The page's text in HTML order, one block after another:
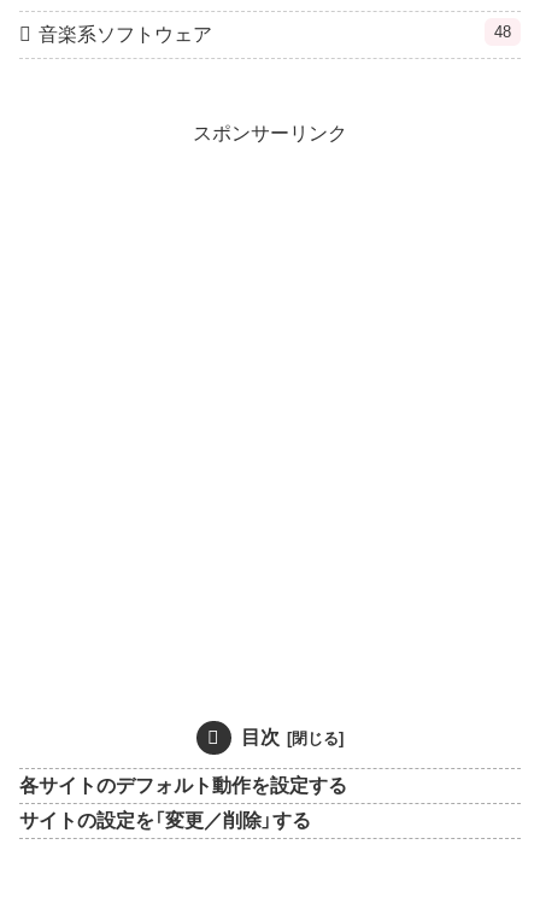
音楽系ソフトウェア 48
スポンサーリンク
目次
各サイトのデフォルト動作を設定する
サイトの設定を「変更／削除」する